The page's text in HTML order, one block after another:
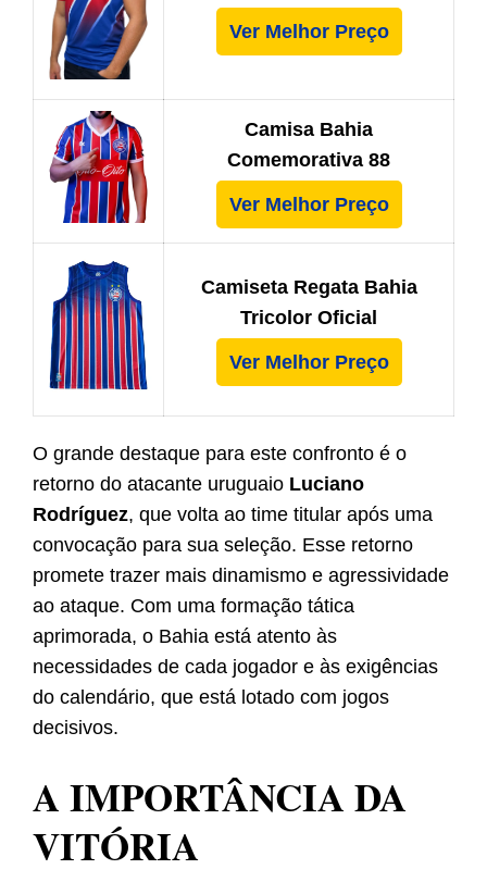
Ver Melhor Preço
Camisa Bahia
Comemorativa 88
Ver Melhor Preço
Camiseta Regata Bahia
Tricolor Oficial
Ver Melhor Preço
O grande destaque para este confronto é o
retorno do atacante uruguaio Luciano
Rodríguez, que volta ao time titular após uma
convocação para sua seleção. Esse retorno
promete trazer mais dinamismo e agressividade
ao ataque. Com uma formação tática
aprimorada, o Bahia está atento às
necessidades de cada jogador e às exigências
do calendário, que está lotado com jogos
decisivos.
A IMPORTÂNCIA DA
VITÓRIA